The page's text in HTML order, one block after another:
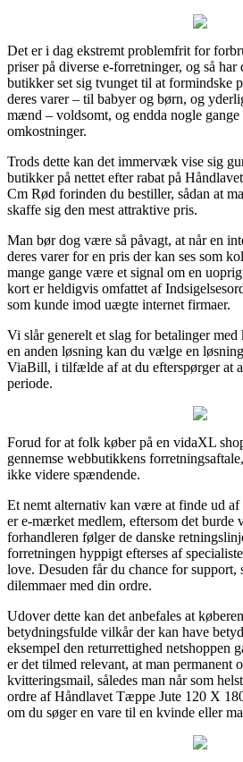
Det er i dag ekstremt problemfrit for
priser på diverse e-forretninger, og så
butikker set sig tvunget til at formindske
deres varer – til babyer og børn, og
mænd – voldsomt, og endda nogle
omkostninger.
Trods dette kan det immervæk vise sig
butikker på nettet efter rabat på
Cm Rød forinden du bestiller, sådan at
skaffe sig den mest attraktive pris.
Man bør dog være så påvagt, at når en
deres varer for en pris der kan ses som
mange gange være et signal om en
kort er heldigvis omfattet af
som kunde imod uægte internet firmaer.
Vi slår generelt et slag for betalinger
en anden løsning kan du vælge en
ViaBill, i tilfælde af at du efterspørger at
periode.
Forud for at folk køber på en vidaXL
gennemse webbutikkens
ikke videre spændende.
Et nemt alternativ kan være at finde ud
er e-mærket medlem, eftersom det
forhandleren følger de danske
forretningen hyppigt efterses af
love. Desuden får du chance for support,
dilemmaer med din ordre.
Udover dette kan det anbefales at
betydningsfulde vilkår der kan have
eksempel den returrettighed netshoppen
er det tilmed relevant, at man permanent
kvitteringsmail, således man når som
ordre af Håndlavet Tæppe Jute 120 X
om du søger en vare til en kvinde eller